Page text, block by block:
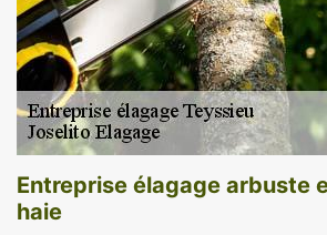
Entreprise élagage arbuste
haie